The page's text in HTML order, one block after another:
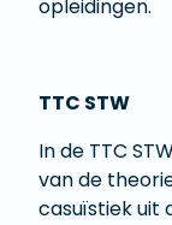
opleidingen.
TTC STW
In de TTC
van de
casuïstiek uit